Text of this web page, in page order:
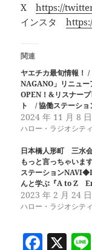
Xhttps://
インスタ
関連
ヤエチカ最旬情報！ /
NAGANO」リニュー
OPEN！&リスナー
ト / 協働ステーショ
2024 年 11 月 8 日
ハロー・ラジオシティ
日本橋人形町 三水
もっと言っちゃいま
ステーション
んと学ぶ『A to Z
2023 年 2 月 24 日
ハロー・ラジオシティ
F X